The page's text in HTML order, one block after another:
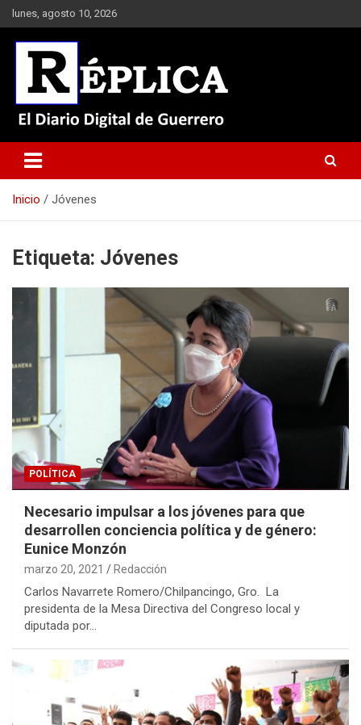
Saltar
al
contenido
lunes, agosto 10, 2026
Réplica
Inicio Jóvenes
Etiqueta: Jóvenes
POLÍTICA
Necesario impulsar a los jóvenes para que
desarrollen conciencia política y de género:
Eunice Monzón
marzo 20, 2021 Redacción
Carlos Navarrete Romero/Chilpancingo, Gro. La
presidenta de la Mesa Directiva del Congreso local y
diputada por…